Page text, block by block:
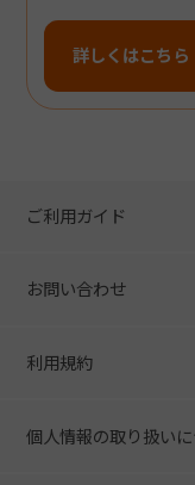
詳しくはこちら
ご利用ガイド
お問い合わせ
利用規約
個人情報の取り扱いに